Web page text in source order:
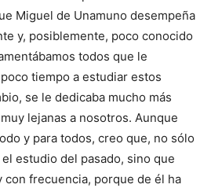
Miguel de Unamuno desempeña
y, posiblemente, poco conocido
todos que le
tiempo a estudiar estos
se le dedicaba mucho más
lejanas a nosotros. Aunque
y para todos, creo que, no sólo
estudio del pasado, sino que
con frecuencia, porque de él ha